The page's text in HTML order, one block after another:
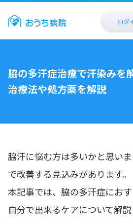
ログ
脇の多汗症治療で汗染みを
治療法や処方薬を解説
脇汗に悩む方は多いかと思い
で改善する見込みがあります。
本記事では、脇の多汗症におす
自分で出来るケアについて解説